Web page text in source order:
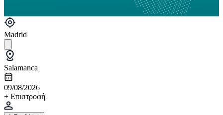
Madrid
Salamanca
09/08/2026
+ Επιστροφή